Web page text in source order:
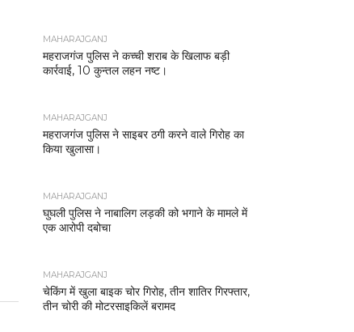
MAHARAJGANJ
महराजगंज पुलिस ने कच्ची शराब के खिलाफ बड़ी
कार्रवाई, 10 कुन्तल लहन नष्ट।
MAHARAJGANJ
महराजगंज पुलिस ने साइबर ठगी करने वाले गिरोह का
किया खुलासा।
MAHARAJGANJ
घुघली पुलिस ने नाबालिग लड़की को भगाने के मामले में
एक आरोपी दबोचा
MAHARAJGANJ
चेकिंग में खुला बाइक चोर गिरोह, तीन शातिर गिरफ्तार,
तीन चोरी की मोटरसाइकिलें बरामद